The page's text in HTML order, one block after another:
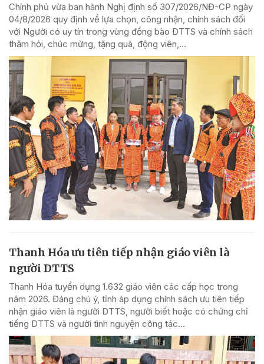
Chính phủ vừa ban hành Nghị định số 307/2026/NĐ-CP ngày
04/8/2026 quy định về lựa chọn, công nhận, chính sách đối
với Người có uy tín trong vùng đồng bào DTTS và chính sách
thăm hỏi, chúc mừng, tặng quà, động viên,...
Thanh Hóa ưu tiên tiếp nhận giáo viên là
người DTTS
Thanh Hóa tuyển dụng 1.632 giáo viên các cấp học trong
năm 2026. Đáng chú ý, tỉnh áp dụng chính sách ưu tiên tiếp
nhận giáo viên là người DTTS, người biết hoặc có chứng chỉ
tiếng DTTS và người tình nguyện công tác...